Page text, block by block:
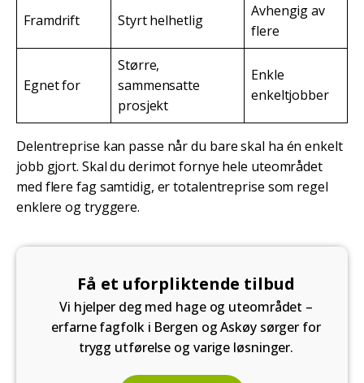
Framdrift Styrt helhetlig
Avhengig av
flere
Egnet for
Større,
sammensatte
prosjekt
Enkle
enkeltjobber
Delentreprise kan passe når du bare skal ha én enkelt
jobb gjort. Skal du derimot fornye hele uteområdet
med flere fag samtidig, er totalentreprise som regel
enklere og tryggere.
Få et uforpliktende tilbud
Vi hjelper deg med hage og uteområdet –
erfarne fagfolk i Bergen og Askøy sørger for
trygg utførelse og varige løsninger.